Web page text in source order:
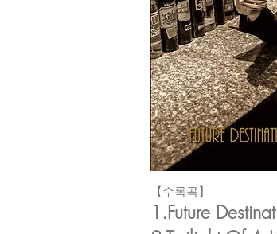
【수록곡】
1.Future